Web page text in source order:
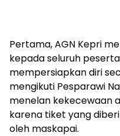
‎Pertama, AGN Kepri
kepada seluruh
mempersiapkan diri
mengikuti Pesparawi
menelan kekecewaan
karena tiket yang
oleh maskapai.